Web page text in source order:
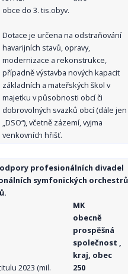
obce do 3. tis.obyv.
Dotace je určena na odstraňování
havarijních stavů, opravy,
modernizace a rekonstrukce,
případně výstavba nových kapacit
základních a mateřských škol v
majetku v působnosti obcí či
dobrovolných svazků obcí (dále jen
„DSO“), včetně zázemí, vyjma
venkovních hřišť.
profesionálních divadel
symfonických orchestrů
MK
obecně
prospěšná
společnost ,
kraj, obec
2023 (mil.
250